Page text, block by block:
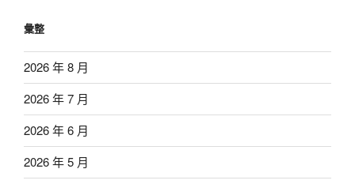
彙整
2026 年 8 月
2026 年 7 月
2026 年 6 月
2026 年 5 月